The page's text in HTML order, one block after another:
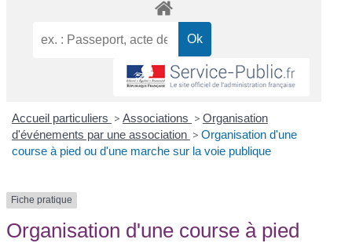
Accueil particuliers > Associations > Organisation
d'événements par une association > Organisation d'une
course à pied ou d'une marche sur la voie publique
Fiche pratique
Organisation d'une course à pied